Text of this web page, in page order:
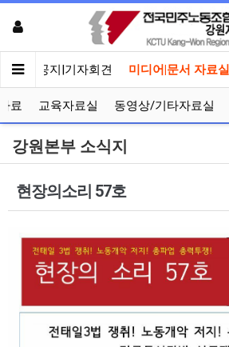
인 공지|기자회견 미디어|문서 자료실
료 교육자료실 동영상/기타자료실
강원본부 소식지
현장의소리 57호